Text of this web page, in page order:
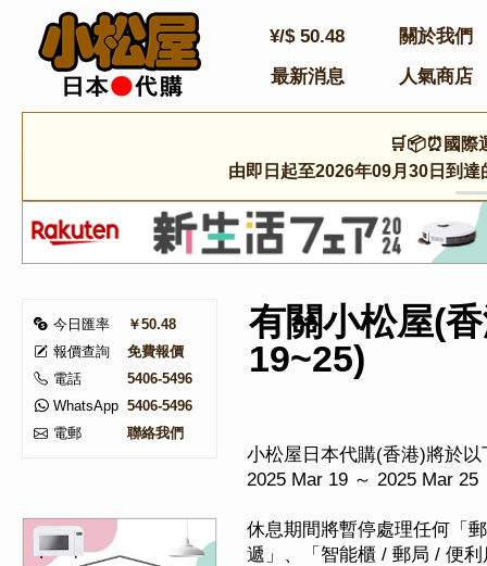
¥/$50.48
關於我們
最新消息
人氣商店
🛒📦⏰國際
由即日起至2026年09月30日到
今日匯率
￥50.48
報價查詢
免費報價
電話
5406-5496
WhatsApp 5406-5496
電郵
聯絡我們
有關小松屋(
19~25)
小松屋日本代購(香港)將於
2025 Mar 19 ～ 2025 Mar 25
休息期間將暫停處理任何「
遞」、「智能櫃 / 郵局 / 便